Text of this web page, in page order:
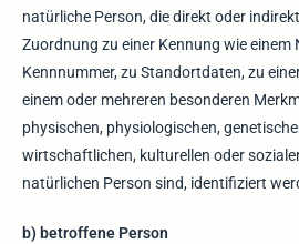
natürliche Person, die direkt oder
Zuordnung zu einer Kennung wie einem
Kennnummer, zu Standortdaten, zu
einem oder mehreren besonderen
physischen, physiologischen,
wirtschaftlichen, kulturellen oder
natürlichen Person sind, identifiziert
b) betroffene Person